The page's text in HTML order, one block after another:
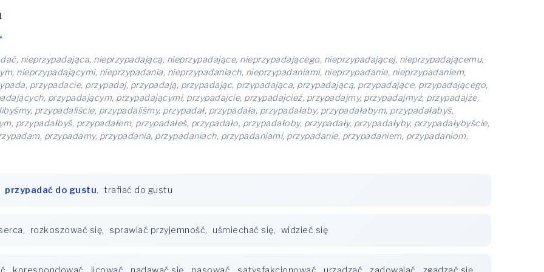
nieprzypadająca, nieprzypadającą, nieprzypadające, nieprzypadającego, nieprzypadającej, nieprzypadającemu,
nieprzypadającymi, nieprzypadania, nieprzypadaniach, nieprzypadaniami, nieprzypadanie, nieprzypadaniem,
przypadacie, przypadaj, przypadają, przypadając, przypadająca, przypadającą, przypadające, przypadającego,
przypadającym, przypadającymi, przypadajcie, przypadajcież, przypadajmy, przypadajmyż, przypadajże,
przypadaliście, przypadaliśmy, przypadał, przypadała, przypadałaby, przypadałabym, przypadałabyś,
przypadałbyś, przypadałem, przypadałeś, przypadało, przypadałoby, przypadały, przypadałyby, przypadałybyście,
przypadamy, przypadania, przypadaniach, przypadaniami, przypadanie, przypadaniem, przypadaniom,
przypadać do gustu, trafiać do gustu
, rozkoszować się, sprawiać przyjemność, uśmiechać się, widzieć się